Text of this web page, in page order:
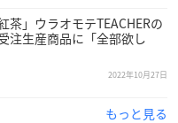
予約受付開始です⏱
Dece
茶」ウラオモテTEACHERの
注生産商品に「全部欲し
2022年10月27日
もっと見る